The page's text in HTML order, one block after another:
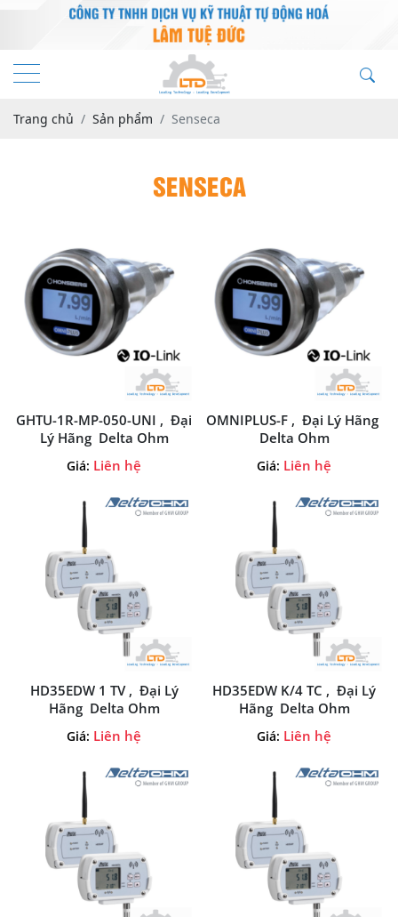
Trang chủ Sản phẩm Senseca
SENSECA
GHTU-1R-MP-050-UNI , Đại
Lý Hãng Delta Ohm
Giá: Liên hệ
OMNIPLUS-F , Đại Lý Hãng
Delta Ohm
Giá: Liên hệ
HD35EDW 1 TV , Đại Lý
Hãng Delta Ohm
Giá: Liên hệ
HD35EDW K/4 TC , Đại Lý
Hãng Delta Ohm
Giá: Liên hệ